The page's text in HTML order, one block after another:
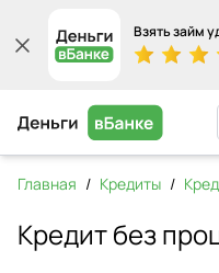
Взять займ
Главная / Кредиты /
Кредит без